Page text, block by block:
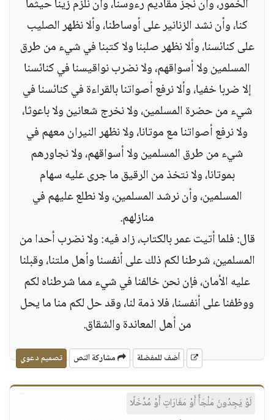
الخمور، وأن نجز مقاديم رءوسنا، وأن نلزم زينا حيثما
كنا، وأن نشد الزنانير على أوساطنا، وألا نظهر الصليب
على كنائسنا، وألا نظهر صلبنا ولا كتبنا في شيء من طرق
المسلمين ولا أسواقهم، ولا نضرب نواقيسنا في كنائسنا
إلا ضربا خفيا، وألا نرفع أصواتنا بالقراءة في كنائسنا في
شيء من حضرة المسلمين، ولا نخرج شعانين ولا باعوثا،
ولا نرفع أصواتنا مع موتانا، ولا نظهر النيران معهم في
شيء من طرق المسلمين ولا أسواقهم، ولا نجاورهم
بموتانا، ولا نتخذ من الرقيق ما جرى عليه سهام
المسلمين، وأن نرشد المسلمين، ولا نطلع عليهم في
منازلهم.
قال: فلما أتيت عمر بالكتاب، زاد فيه: ولا نضرب أحدا من
المسلمين، شرطنا لكم ذلك على أنفسنا وأهل ملتنا، وقبلنا
عليه الأمان، فإن نحن خالفنا في شيء مما شرطناه لكم
ووظفنا على أنفسنا، فلا ذمة لنا، وقد حل لكم منا ما يحل
من أهل المعاندة والشقاق.
أضف للمفضلة مشاركة النص تصميم دعوي
لَوْ يَجِدُونَ مَلْجَأً أَوْ مَغَارَاتٍ أَوْ مُدَّخَلًا